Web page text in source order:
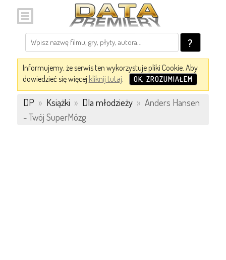
?
Informujemy, że serwis ten wykorzystuje pliki Cookie. Aby
dowiedzieć się więcej kliknij tutaj. OK, ZROZUMIAŁEM
DP » Książki » Dla młodzieży » Anders Hansen
- Twój SuperMózg